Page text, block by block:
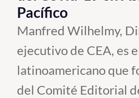
Admisión
Pregrado
Postgrado
Formación Continua
Pacífico
Manfred Wilhelmy,
ejecutivo de CEA, es
latinoamericano que
del Comité Editorial